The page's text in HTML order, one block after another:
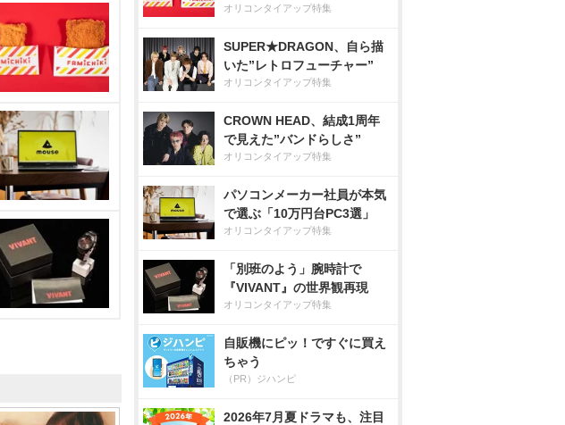
オリコンタイアップ特集
SUPER★DRAGON、自ら描
いた”レトロフューチャー”
オリコンタイアップ特集
CROWN HEAD、結成1周年
で見えた”バンドらしさ”
オリコンタイアップ特集
パソコンメーカー社員が本気
で選ぶ「10万円台PC3選」
オリコンタイアップ特集
「別班のよう」腕時計で
『VIVANT』の世界観再現
オリコンタイアップ特集
自販機にピッ！ですぐに買え
ちゃう
（PR）ジハンピ
2026年7月夏ドラマも、注目